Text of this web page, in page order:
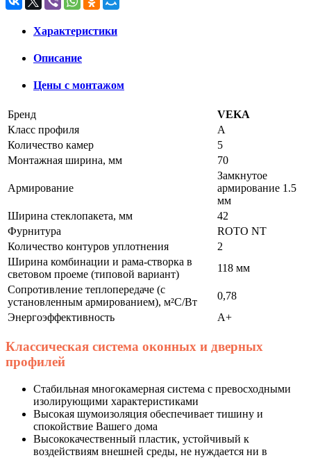
Характеристики
Описание
Цены с монтажом
Бренд
VEKA
Класс профиля
А
Количество камер
5
Монтажная ширина, мм
70
Армирование
Замкнутое
армирование 1.5
мм
Ширина стеклопакета, мм
42
Фурнитура
ROTO NT
Количество контуров уплотнения
2
Ширина комбинации и рама-створка в
световом проеме (типовой вариант)
118 мм
Сопротивление теплопередаче (с
установленным армированием), м²С/Вт
0,78
Энергоэффективность
A+
Классическая система оконных и дверных
профилей
Стабильная многокамерная система с превосходными
изолирующими характеристиками
Высокая шумоизоляция обеспечивает тишину и
спокойствие Вашего дома
Высококачественный пластик, устойчивый к
воздействиям внешней среды, не нуждается ни в